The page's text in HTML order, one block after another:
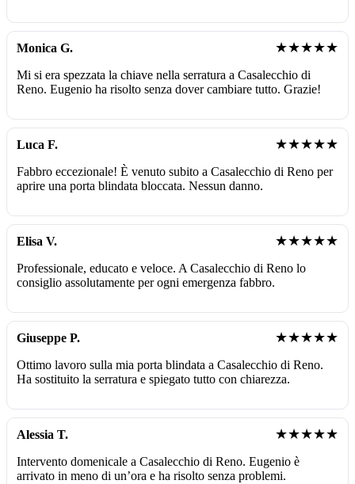
Monica G. ★★★★★
Mi si era spezzata la chiave nella serratura a Casalecchio di
Reno. Eugenio ha risolto senza dover cambiare tutto. Grazie!
Luca F. ★★★★★
Fabbro eccezionale! È venuto subito a Casalecchio di Reno per
aprire una porta blindata bloccata. Nessun danno.
Elisa V. ★★★★★
Professionale, educato e veloce. A Casalecchio di Reno lo
consiglio assolutamente per ogni emergenza fabbro.
Giuseppe P. ★★★★★
Ottimo lavoro sulla mia porta blindata a Casalecchio di Reno.
Ha sostituito la serratura e spiegato tutto con chiarezza.
Alessia T. ★★★★★
Intervento domenicale a Casalecchio di Reno. Eugenio è
arrivato in meno di un’ora e ha risolto senza problemi.